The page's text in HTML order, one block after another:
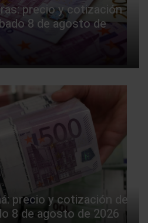
precio y cotización
8 de agosto de
precio y cotización de
8 de agosto de 2026